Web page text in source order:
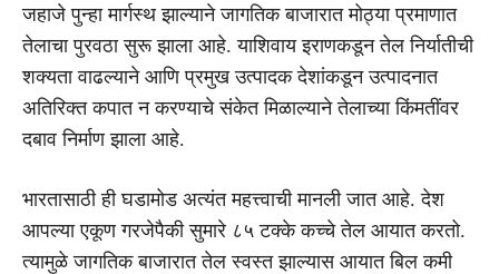
जहाजे पुन्हा मार्गस्थ झाल्याने जागतिक बाजारात मोठ्या प्रमाणात
तेलाचा पुरवठा सुरू झाला आहे. याशिवाय इराणकडून तेल निर्यातीची
शक्यता वाढल्याने आणि प्रमुख उत्पादक देशांकडून उत्पादनात
अतिरिक्त कपात न करण्याचे संकेत मिळाल्याने तेलाच्या किंमतींवर
दबाव निर्माण झाला आहे.
भारतासाठी ही घडामोड अत्यंत महत्त्वाची मानली जात आहे. देश
आपल्या एकूण गरजेपैकी सुमारे ८५ टक्के कच्चे तेल आयात करतो.
त्यामुळे जागतिक बाजारात तेल स्वस्त झाल्यास आयात बिल कमी